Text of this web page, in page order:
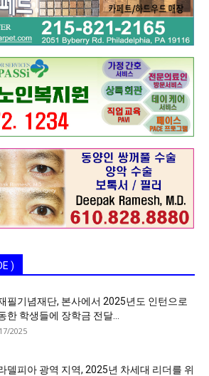
)
필기념재단, 본사에서 2025년도 인턴으로
한 학생들에 장학금 전달…
2025
델피아 광역 지역, 2025년 차세대 리더를 위